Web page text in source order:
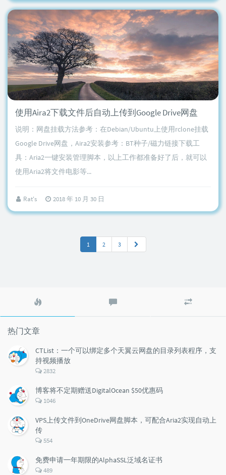
使用Aira2下载文件后自动上传到Google Drive网盘
说明：网盘挂载方法参考：在Debian/Ubuntu上使用rclone挂载
Google Drive网盘，Aira2安装参考：BT种子/磁力链接下载工
具：Aria2一键安装管理脚本，以上工作都准备好了后，就可以
使用Aria2将文件电影等...
Rat's 2018 年 10 月 30 日
1 2 3
文
评
文
热门文章
CTList：一个可以绑定多个天翼云网盘的目录列表程序，支
持视频播放
评
数：
2832
博客将不定期赠送DigitalOcean $50优惠码
评
数：
1046
VPS上传文件到OneDrive网盘脚本，可配合Aria2实现自动上
传
评
数：
554
免费申请一年期限的AlphaSSL泛域名证书
评
489